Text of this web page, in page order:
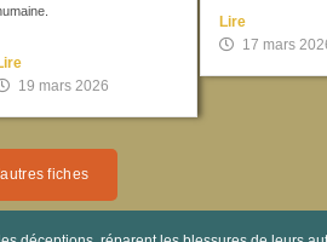
19 mars 2026
Lire
17 mars
fiches